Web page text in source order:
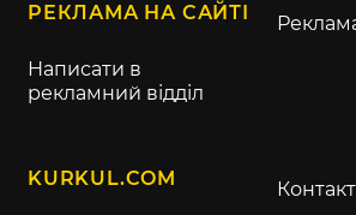
РЕКЛАМА НА САЙТІ
Написати в
рекламний відділ
KURKUL.COM